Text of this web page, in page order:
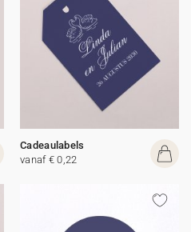
Cadeaulabels
vanaf € 0,22